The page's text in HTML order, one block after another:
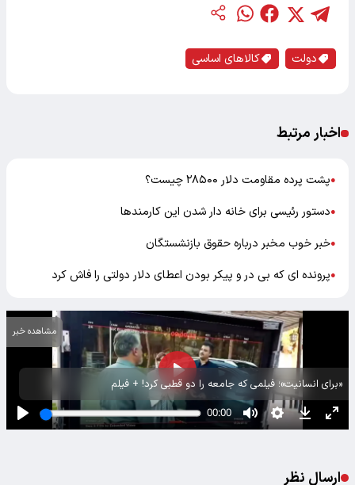
دولت کالاهای اساسی
اخبار مرتبط
●پشت پرده مقاومت دلار ۲۸۵۰۰ چیست؟
●دستور رئیسی برای خانه دار شدن این کارمندها
●خبر خوب مخبر درباره حقوق بازنشستگان
●پرونده ای که بی در و پیکر بودن اعطای دلار دولتی را فاش کرد
«برای انسانیت»؛ فیلمی که جامعه را دو قطبی کرد! + فیلم
مشاهده خبر
ارسال نظر